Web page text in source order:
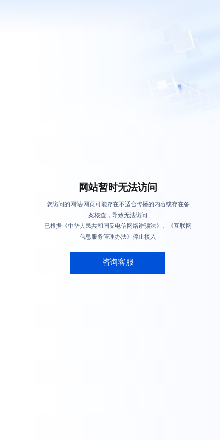
网站暂时无法访问
您访问的网站/网页可能存在不适合传播的内容或存在备
案核查，导致无法访问
已根据《中华人民共和国反电信网络诈骗法》、《互联网
信息服务管理办法》停止接入
咨询客服